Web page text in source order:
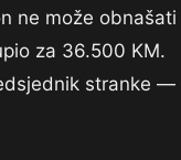
ne može obnašati
za 36.500 KM.
stranke —